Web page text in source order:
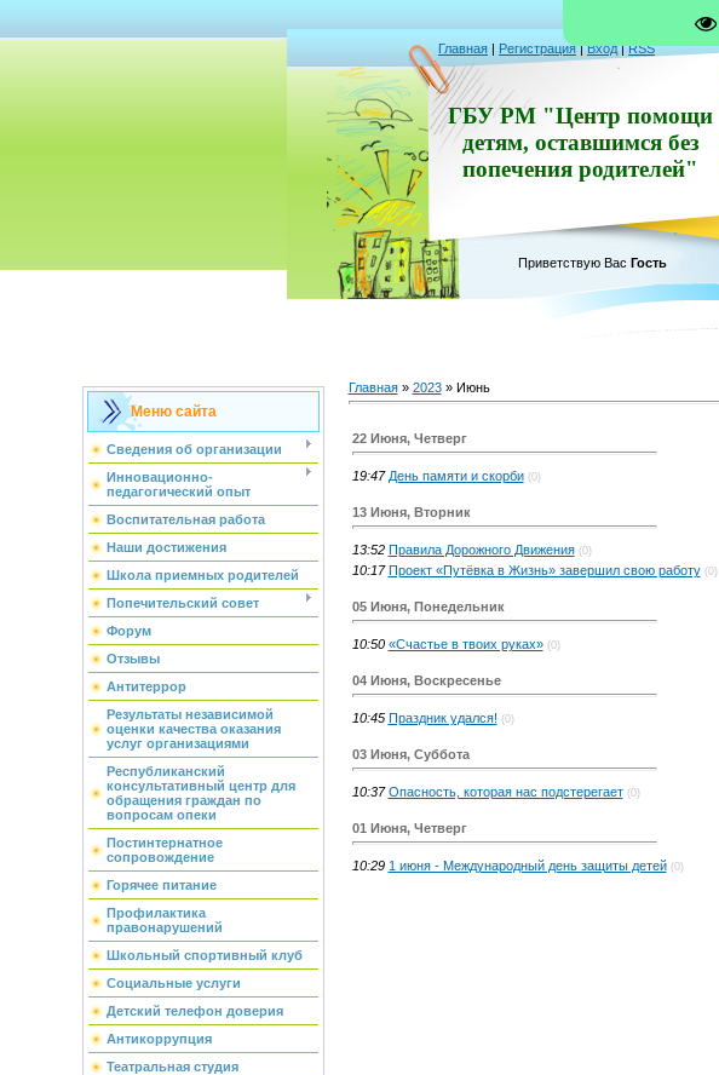
Главная | Регистрация|Вход|RSS
ГБУ РМ "Центр помощи
детям, оставшимся без
попечения родителей"
Приветствую Вас Гость
Меню сайта
Сведения об организации
Инновационно-
педагогический опыт
Воспитательная работа
Наши достижения
Школа приемных родителей
Попечительский совет
Форум
Отзывы
Антитеррор
Результаты независимой
оценки качества оказания
услуг организациями
Республиканский
консультативный центр для
обращения граждан по
вопросам опеки
Постинтернатное
сопровождение
Горячее питание
Профилактика
правонарушений
Школьный спортивный клуб
Социальные услуги
Детский телефон доверия
Антикоррупция
Театральная студия
Главная» 2023 » Июнь
22 Июня, Четверг
19:47 День памяти и скорби (0)
13 Июня, Вторник
13:52 Правила Дорожного Движения (0)
10:17 Проект «Путёвка в Жизнь» завершил свою работу (0)
05 Июня, Понедельник
10:50 «Счастье в твоих руках» (0)
04 Июня, Воскресенье
10:45 Праздник удался! (0)
03 Июня, Суббота
10:37 Опасность, которая нас подстерегает (0)
01 Июня, Четверг
10:29 1 июня - Международный день защиты детей (0)